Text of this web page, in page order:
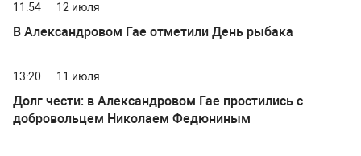
11:54 12 июля
В Александровом Гае отметили День рыбака
13:20 11 июля
Долг чести: в Александровом Гае простились с
добровольцем Николаем Федюниным